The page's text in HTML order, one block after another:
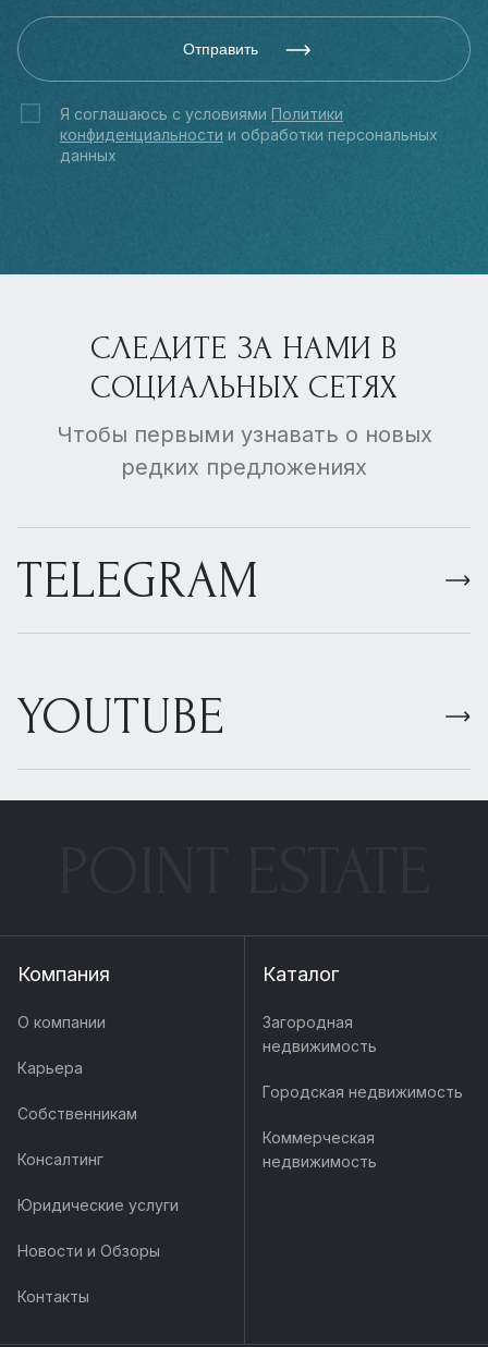
Отправить
Я соглашаюсь с условиями Политики
конфиденциальности и обработки персональных
данных
СЛЕДИТЕ ЗА НАМИ В
СОЦИАЛЬНЫХ СЕТЯХ
Чтобы первыми узнавать о новых
редких предложениях
TELEGRAM
YOUTUBE
Компания
О компании
Карьера
Собственникам
Консалтинг
Юридические услуги
Новости и Обзоры
Контакты
Каталог
Загородная
недвижимость
Городская недвижимость
Коммерческая
недвижимость